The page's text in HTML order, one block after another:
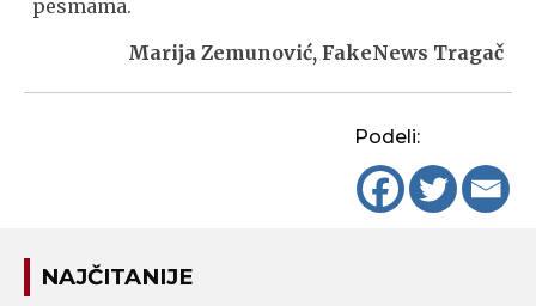
pesmama.
Marija Zemunović, FakeNews Tragač
Podeli:
NAJČITANIJE